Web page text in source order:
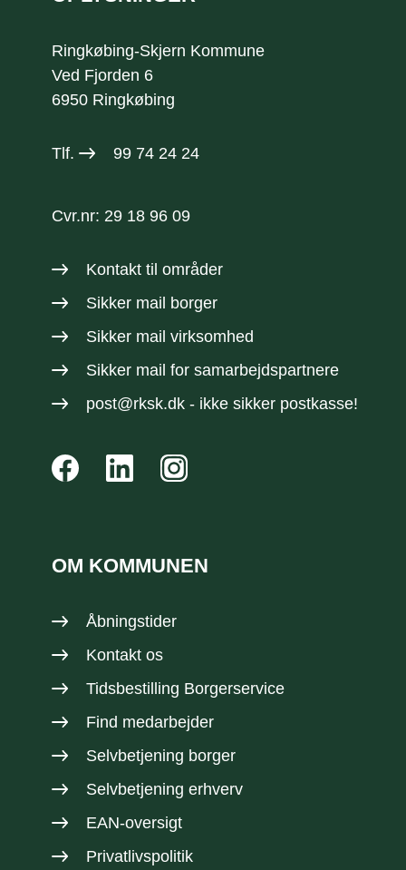
Ringkøbing-Skjern Kommune
Ved Fjorden 6
6950 Ringkøbing
Tlf. 99 74 24 24
Cvr.nr: 29 18 96 09
Kontakt til områder
Sikker mail borger
Sikker mail virksomhed
Sikker mail for samarbejdspartnere
post@rksk.dk- ikke sikker postkasse!
OM KOMMUNEN
Åbningstider
Kontakt os
Tidsbestilling Borgerservice
Find medarbejder
Selvbetjening borger
Selvbetjening erhverv
EAN-oversigt
Privatlivspolitik